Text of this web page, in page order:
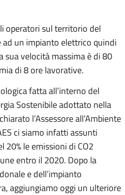
operatori sul territorio del
ad un impianto elettrico quindi
sua velocità massima è di 80
di 8 ore lavorative.
fatta all’interno del
Sostenibile adottato nella
l’Assessore all’Ambiente
ci siamo infatti assunti
20% le emissioni di CO2
entro il 2020. Dopo la
e dell’impianto
aggiungiamo oggi un ulteriore